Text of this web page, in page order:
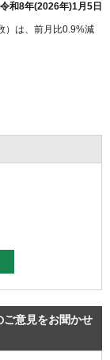
和8年(2026年)1月5日
）は、前月比0.9%減
ご意見をお聞かせ